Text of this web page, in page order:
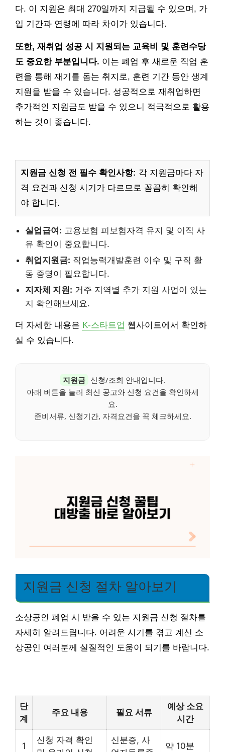
다. 이 지원은 최대 270일까지 지급될 수 있으며, 가
입 기간과 연령에 따라 차이가 있습니다.
또한, 재취업 성공 시 지원되는 교육비 및 훈련수당
도 중요한 부분입니다. 이는 폐업 후 새로운 직업 훈
련을 통해 재기를 돕는 취지로, 훈련 기간 동안 생계
지원을 받을 수 있습니다. 성공적으로 재취업하면
추가적인 지원금도 받을 수 있으니 적극적으로 활용
하는 것이 좋습니다.
지원금 신청 전 필수 확인사항: 각 지원금마다 자
격 요건과 신청 시기가 다르므로 꼼꼼히 확인해
야 합니다.
실업급여: 고용보험 피보험자격 유지 및 이직 사
유 확인이 중요합니다.
취업지원금: 직업능력개발훈련 이수 및 구직 활
동 증명이 필요합니다.
지자체 지원: 거주 지역별 추가 지원 사업이 있는
지 확인해보세요.
더 자세한 내용은 K-스타트업 웹사이트에서 확인하
실 수 있습니다.
지원금 신청/조회 안내입니다.
아래 버튼을 눌러 최신 공고와 신청 요건을 확인하세
요.
준비서류, 신청기간, 자격요건을 꼭 체크하세요.
지원금 신청 절차 알아보기
소상공인 폐업 시 받을 수 있는 지원금 신청 절차를
자세히 알려드립니다. 어려운 시기를 겪고 계신 소
상공인 여러분께 실질적인 도움이 되기를 바랍니다.
단
계
주요 내용 필요 서류
예상 소요
시간
1
신청 자격 확인
신분증, 사
약 10분